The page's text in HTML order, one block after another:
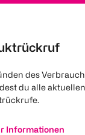
des
du alle aktuellen
Informationen